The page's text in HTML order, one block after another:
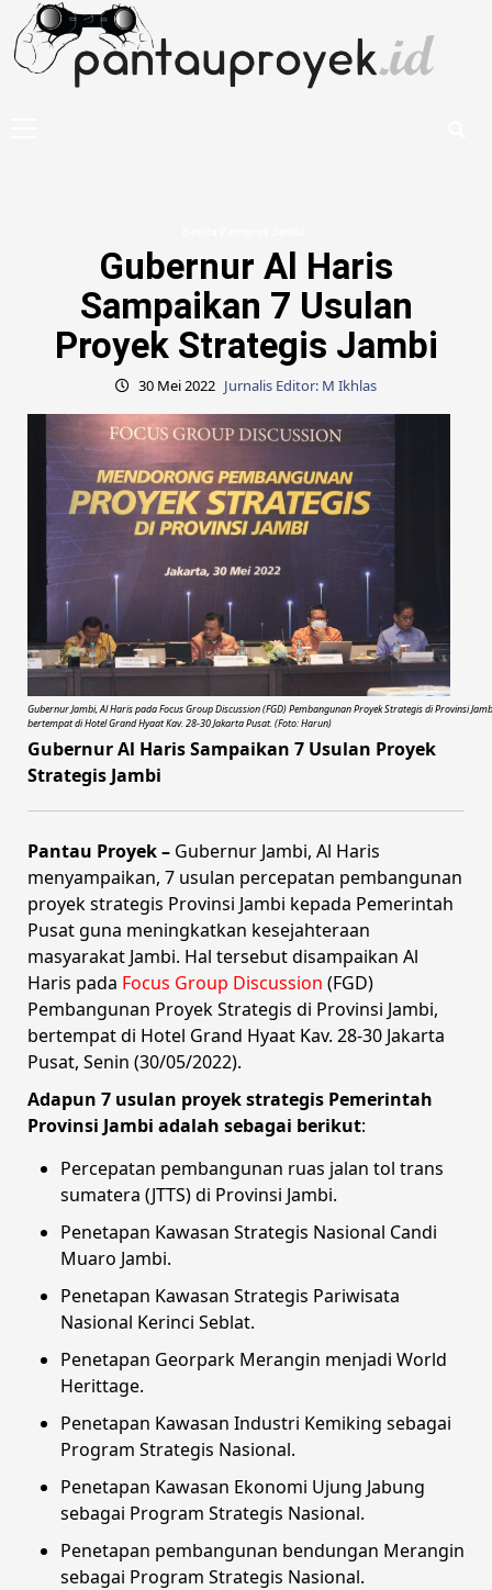
content
Gubernur Al Haris
Sampaikan 7 Usulan
Proyek Strategis Jambi
30 Mei 2022 Jurnalis Editor: M Ikhlas
Gubernur Jambi, Al Haris pada Focus Group Discussion (FGD) Pembangunan Proyek Strategis di Provinsi
bertempat di Hotel Grand Hyaat Kav. 28-30 Jakarta Pusat. (Foto: Harun)
Gubernur Al Haris Sampaikan 7 Usulan Proyek
Strategis Jambi
Pantau Proyek – Gubernur Jambi, Al Haris
menyampaikan, 7 usulan percepatan pembangunan
proyek strategis Provinsi Jambi kepada Pemerintah
Pusat guna meningkatkan kesejahteraan
masyarakat Jambi. Hal tersebut disampaikan Al
Haris pada Focus Group Discussion (FGD)
Pembangunan Proyek Strategis di Provinsi Jambi,
bertempat di Hotel Grand Hyaat Kav. 28-30 Jakarta
Pusat, Senin (30/05/2022).
Adapun 7 usulan proyek strategis Pemerintah
Provinsi Jambi adalah sebagai berikut:
Percepatan pembangunan ruas jalan tol trans
sumatera (JTTS) di Provinsi Jambi.
Penetapan Kawasan Strategis Nasional Candi
Muaro Jambi.
Penetapan Kawasan Strategis Pariwisata
Nasional Kerinci Seblat.
Penetapan Georpark Merangin menjadi World
Herittage.
Penetapan Kawasan Industri Kemiking sebagai
Program Strategis Nasional.
Penetapan Kawasan Ekonomi Ujung Jabung
sebagai Program Strategis Nasional.
Penetapan pembangunan bendungan Merangin
sebagai Program Strategis Nasional.